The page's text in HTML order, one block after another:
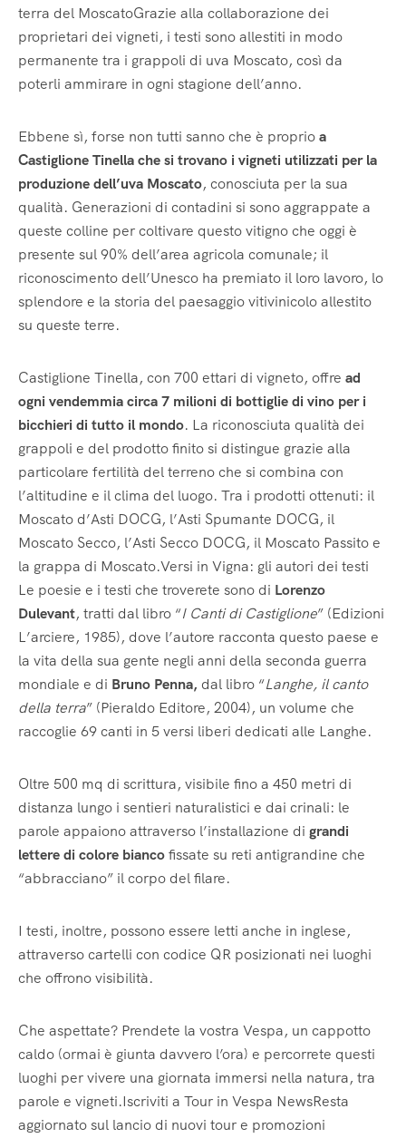
terra del MoscatoGrazie alla collaborazione dei
proprietari dei vigneti, i testi sono allestiti in modo
permanente tra i grappoli di uva Moscato, così da
poterli ammirare in ogni stagione dell’anno.
Ebbene sì, forse non tutti sanno che è proprioa
Castiglione Tinella che si trovano i vigneti utilizzati per la
produzione dell’uva Moscato, conosciuta per la sua
qualità. Generazioni di contadini si sono aggrappate a
queste colline per coltivare questo vitigno che oggi è
presente sul 90% dell’area agricola comunale; il
riconoscimento dell’Unesco ha premiato il loro lavoro, lo
splendore e la storia del paesaggio vitivinicolo allestito
su queste terre.
Castiglione Tinella, con 700 ettari di vigneto, offre ad
ogni vendemmia circa 7 milioni di bottiglie di vino per i
bicchieri di tutto il mondo. La riconosciuta qualità dei
grappoli e del prodotto finito si distingue grazie alla
particolare fertilità del terreno che si combina con
l’altitudine e il clima del luogo. Tra i prodotti ottenuti: il
Moscato d’Asti DOCG, l’Asti Spumante DOCG, il
Moscato Secco, l’Asti Secco DOCG, il Moscato Passito e
la grappa di Moscato.Versi in Vigna: gli autori dei testi
Le poesie e i testi che troverete sono di Lorenzo
Dulevant, tratti dal libro “I Canti di Castiglione” (Edizioni
L’arciere, 1985), dove l’autore racconta questo paese e
la vita della sua gente negli anni della seconda guerra
mondiale e di Bruno Penna, dal libro “Langhe, il canto
della terra” (Pieraldo Editore, 2004), un volume che
raccoglie 69 canti in 5 versi liberi dedicati alle Langhe.
Oltre 500 mq di scrittura, visibile fino a 450 metri di
distanza lungo i sentieri naturalistici e dai crinali: le
parole appaiono attraverso l’installazione di grandi
lettere di colore biancofissate su reti antigrandine che
“abbracciano” il corpo del filare.
I testi, inoltre, possono essere letti anche in inglese,
attraverso cartelli con codice QR posizionati nei luoghi
che offrono visibilità.
Che aspettate? Prendete la vostra Vespa, un cappotto
caldo (ormai è giunta davvero l’ora) e percorrete questi
luoghi per vivere una giornata immersi nella natura, tra
parole e vigneti.Iscriviti a Tour in Vespa NewsResta
aggiornato sul lancio di nuovi tour e promozioni